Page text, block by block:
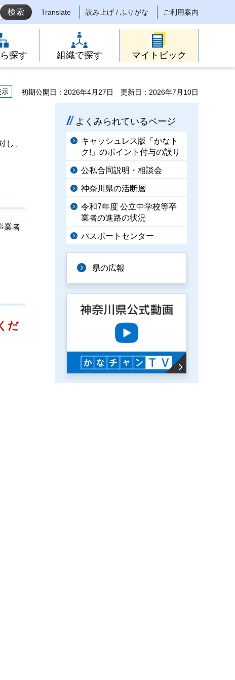
Translate 読み上げ / ふりがな ご利用案内
探す 組織で探す マイトピック
示
初期公開日：2026年4月27日 更新日：2026年7月10日
し、
業者
だ
よくみられているページ
キャッシュレス版「かなト
ク!」のポイント付与の誤り
公私合同説明・相談会
神奈川県の活断層
令和7年度 公立中学校等卒
業者の進路の状況
パスポートセンター
県の広報